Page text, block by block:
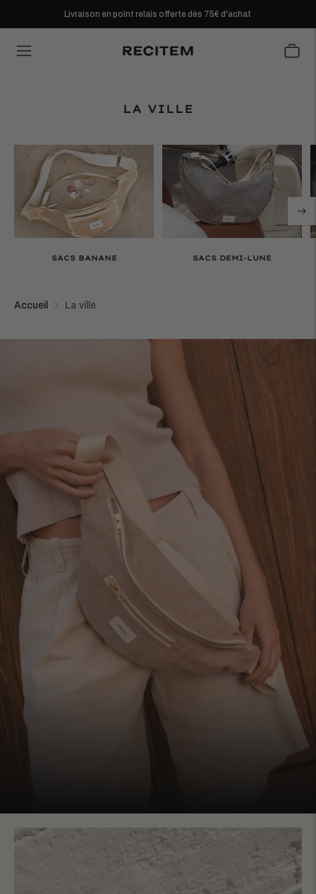
Livraison en point relais offerte dès 75€ d'achat
LA VILLE
SACS BANANE SACS DEMI-LUNE
Accueil La ville